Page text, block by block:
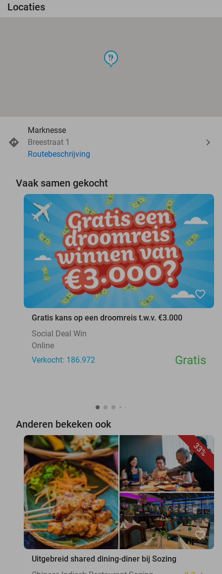
Locaties
food
Marknesse
Breestraat 1
Routebeschrijving
Vaak samen gekocht
favorite_border
Gratis kans op een droomreis t.w.v. €3.000
Social Deal Win
Online
Verkocht: 186.972
Gratis
Anderen bekeken ook
33%
favorite_border
Uitgebreid shared dining-diner bij Sozing